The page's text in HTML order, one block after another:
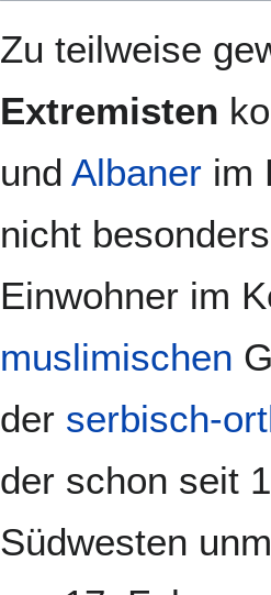
Navigation
Suche
Zu teilweise
Extremisten
und Albaner im
nicht
Einwohner im
muslimischen
der serbisch-
der schon seit
Südwesten